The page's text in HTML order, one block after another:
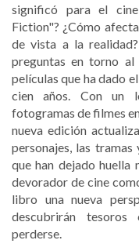
significó para el
Fiction"? ¿Cómo
de vista a la
preguntas en torno al
películas que ha dado
cien años. Con un
fotogramas de filmes
nueva edición
personajes, las
que han dejado huella
devorador de cine
libro una nueva
descubrirán tesoros
perderse.